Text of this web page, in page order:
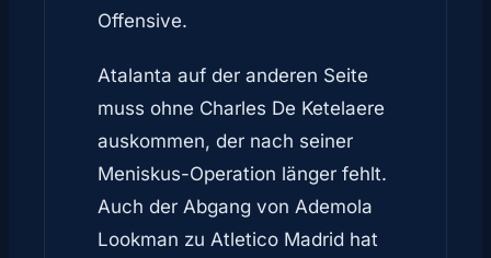
Offensive.
Atalanta auf der anderen Seite
muss ohne Charles De Ketelaere
auskommen, der nach seiner
Meniskus-Operation länger fehlt.
Auch der Abgang von Ademola
Lookman zu Atletico Madrid hat